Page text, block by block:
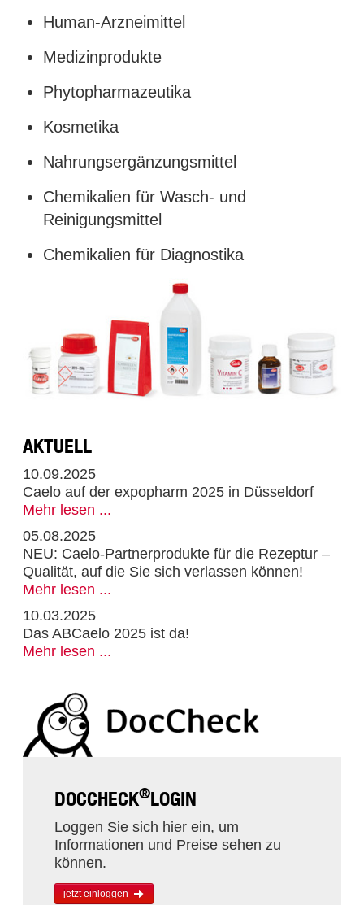
Human-Arzneimittel
Medizinprodukte
Phytopharmazeutika
Kosmetika
Nahrungsergänzungsmittel
Chemikalien für Wasch- und
Reinigungsmittel
Chemikalien für Diagnostika
AKTUELL
10.09.2025
Caelo auf der expopharm 2025 in Düsseldorf
Mehr lesen ...
05.08.2025
NEU: Caelo-Partnerprodukte für die Rezeptur –
Qualität, auf die Sie sich verlassen können!
Mehr lesen ...
10.03.2025
Das ABCaelo 2025 ist da!
Mehr lesen ...
DOCCHECK®LOGIN
Loggen Sie sich hier ein, um
Informationen und Preise sehen zu
können.
jetzt einloggen